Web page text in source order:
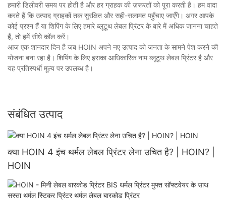
हमारी डिलीवरी समय पर होती है और हर ग्राहक की ज़रूरतों को पूरा करती है। हम वादा
करते हैं कि उत्पाद ग्राहकों तक सुरक्षित और सही-सलामत पहुँचाए जाएँगे। अगर आपके
कोई प्रश्न हैं या शिपिंग के लिए हमारे ब्लूटूथ लेबल प्रिंटर के बारे में अधिक जानना चाहते
हैं, तो हमें सीधे कॉल करें।
आज एक शानदार दिन है जब HOIN अपने नए उत्पाद को जनता के सामने पेश करने की
योजना बना रहा है। शिपिंग के लिए इसका आधिकारिक नाम ब्लूटूथ लेबल प्रिंटर है और
यह प्रतिस्पर्धी मूल्य पर उपलब्ध है।
संबंधित उत्पाद
क्या HOIN 4 इंच थर्मल लेबल प्रिंटर लेना उचित है? | HOIN? |
HOIN